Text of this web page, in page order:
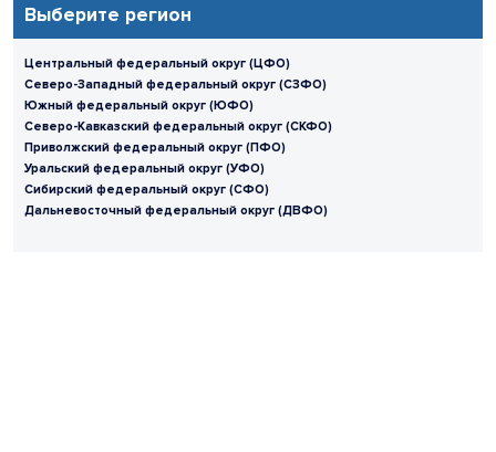
Выберите регион
Центральный федеральный округ (ЦФО)
Северо-Западный федеральный округ (СЗФО)
Южный федеральный округ (ЮФО)
Северо-Кавказский федеральный округ (СКФО)
Приволжский федеральный округ (ПФО)
Уральский федеральный округ (УФО)
Сибирский федеральный округ (СФО)
Дальневосточный федеральный округ (ДВФО)